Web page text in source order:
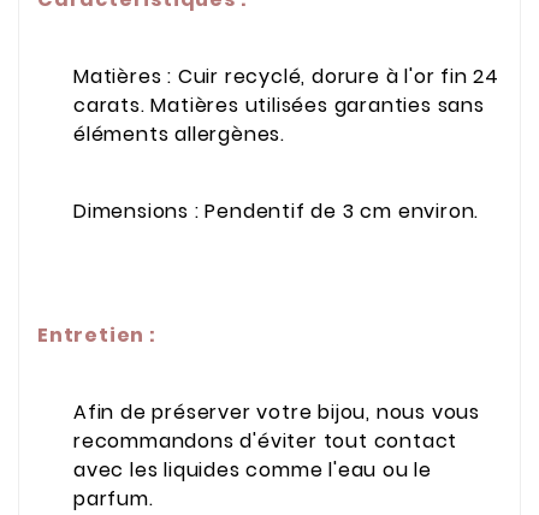
Matières : Cuir recyclé, dorure à l'or fin 24
carats. Matières utilisées garanties sans
éléments allergènes.
Dimensions : Pendentif de 3 cm environ.
Entretien :
Afin de préserver votre bijou, nous vous
recommandons d'éviter tout contact
avec les liquides comme l'eau ou le
parfum.